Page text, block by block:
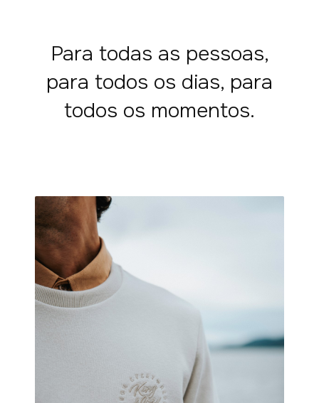
Para todas as pessoas,
para todos os dias, para
todos os momentos.